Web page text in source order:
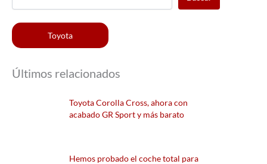
Toyota
Últimos relacionados
Toyota Corolla Cross, ahora con
acabado GR Sport y más barato
Hemos probado el coche total para